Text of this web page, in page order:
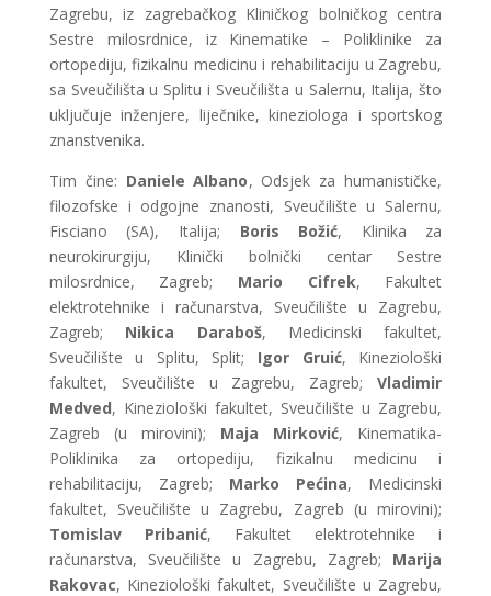
Zagrebu, iz zagrebačkog Kliničkog bolničkog centra
Sestre milosrdnice, iz Kinematike – Poliklinike za
ortopediju, fizikalnu medicinu i rehabilitaciju u Zagrebu,
sa Sveučilišta u Splitu i Sveučilišta u Salernu, Italija, što
uključuje inženjere, liječnike, kineziologa i sportskog
znanstvenika.
Tim čine: Daniele Albano, Odsjek za humanističke,
filozofske i odgojne znanosti, Sveučilište u Salernu,
Fisciano (SA), Italija; Boris Božić, Klinika za
neurokirurgiju, Klinički bolnički centar Sestre
milosrdnice, Zagreb; Mario Cifrek, Fakultet
elektrotehnike i računarstva, Sveučilište u Zagrebu,
Zagreb; Nikica Daraboš, Medicinski fakultet,
Sveučilište u Splitu, Split; Igor Gruić, Kineziološki
fakultet, Sveučilište u Zagrebu, Zagreb;Vladimir
Medved, Kineziološki fakultet, Sveučilište u Zagrebu,
Zagreb (u mirovini); Maja Mirković, Kinematika-
Poliklinika za ortopediju, fizikalnu medicinu i
rehabilitaciju, Zagreb; Marko Pećina, Medicinski
fakultet, Sveučilište u Zagrebu, Zagreb (u mirovini);
Tomislav Pribanić, Fakultet elektrotehnike i
računarstva, Sveučilište u Zagrebu, Zagreb; Marija
Rakovac, Kineziološki fakultet, Sveučilište u Zagrebu,